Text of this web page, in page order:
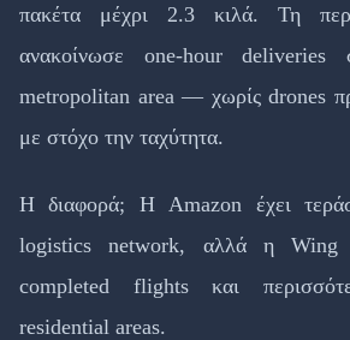
πακέτα μέχρι 2.3 κιλά. Τη
ανακοίνωσε one-hour
metropolitan area — χωρίς drones
με στόχο την ταχύτητα.
Η διαφορά; Η Amazon έχει
logistics network, αλλά η Wing
completed flights και
residential areas.